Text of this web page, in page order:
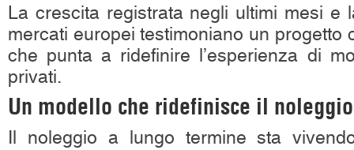
La crescita registrata negli ultimi mesi e
mercati europei testimoniano un progetto
che punta a ridefinire l’esperienza di
privati.
Un modello che ridefinisce il
Il noleggio a lungo termine sta